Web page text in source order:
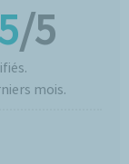
/5
mois.